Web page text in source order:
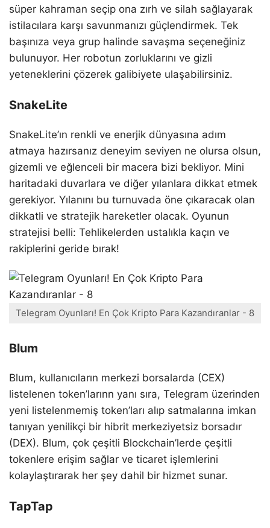
süper kahraman seçip ona zırh ve silah sağlayarak
istilacılara karşı savunmanızı güçlendirmek. Tek
başınıza veya grup halinde savaşma seçeneğiniz
bulunuyor. Her robotun zorluklarını ve gizli
yeteneklerini çözerek galibiyete ulaşabilirsiniz.
SnakeLite
SnakeLite’ın renkli ve enerjik dünyasına adım
atmaya hazırsanız deneyim seviyen ne olursa olsun,
gizemli ve eğlenceli bir macera bizi bekliyor. Mini
haritadaki duvarlara ve diğer yılanlara dikkat etmek
gerekiyor. Yılanını bu turnuvada öne çıkaracak olan
dikkatli ve stratejik hareketler olacak. Oyunun
stratejisi belli: Tehlikelerden ustalıkla kaçın ve
rakiplerini geride bırak!
Telegram Oyunları! En Çok Kripto Para Kazandıranlar - 8
Blum
Blum, kullanıcıların merkezi borsalarda (CEX)
listelenen token’larınn yanı sıra, Telegram üzerinden
yeni listelenmemiş token’ları alıp satmalarına imkan
tanıyan yenilikçi bir hibrit merkeziyetsiz borsadır
(DEX). Blum, çok çeşitli Blockchain’lerde çeşitli
tokenlere erişim sağlar ve ticaret işlemlerini
kolaylaştırarak her şey dahil bir hizmet sunar.
TapTap